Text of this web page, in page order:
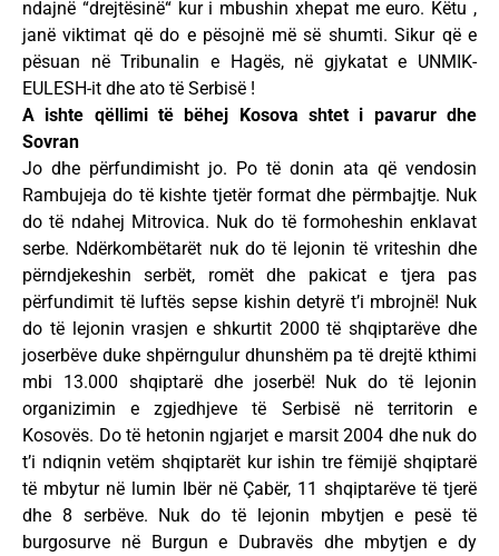
ndajnë “drejtësinë“ kur i mbushin xhepat me euro. Këtu ,
janë viktimat që do e pësojnë më së shumti. Sikur që e
pësuan në Tribunalin e Hagës, në gjykatat e UNMIK-
EULESH-it dhe ato të Serbisë !
A ishte qëllimi të bëhej Kosova shtet i pavarur dhe
Sovran
Jo dhe përfundimisht jo. Po të donin ata që vendosin
Rambujeja do të kishte tjetër format dhe përmbajtje. Nuk
do të ndahej Mitrovica. Nuk do të formoheshin enklavat
serbe. Ndërkombëtarët nuk do të lejonin të vriteshin dhe
përndjekeshin serbët, romët dhe pakicat e tjera pas
përfundimit të luftës sepse kishin detyrë t’i mbrojnë! Nuk
do të lejonin vrasjen e shkurtit 2000 të shqiptarëve dhe
joserbëve duke shpërngulur dhunshëm pa të drejtë kthimi
mbi 13.000 shqiptarë dhe joserbë! Nuk do të lejonin
organizimin e zgjedhjeve të Serbisë në territorin e
Kosovës. Do të hetonin ngjarjet e marsit 2004 dhe nuk do
t’i ndiqnin vetëm shqiptarët kur ishin tre fëmijë shqiptarë
të mbytur në lumin Ibër në Çabër, 11 shqiptarëve të tjerë
dhe 8 serbëve. Nuk do të lejonin mbytjen e pesë të
burgosurve në Burgun e Dubravës dhe mbytjen e dy